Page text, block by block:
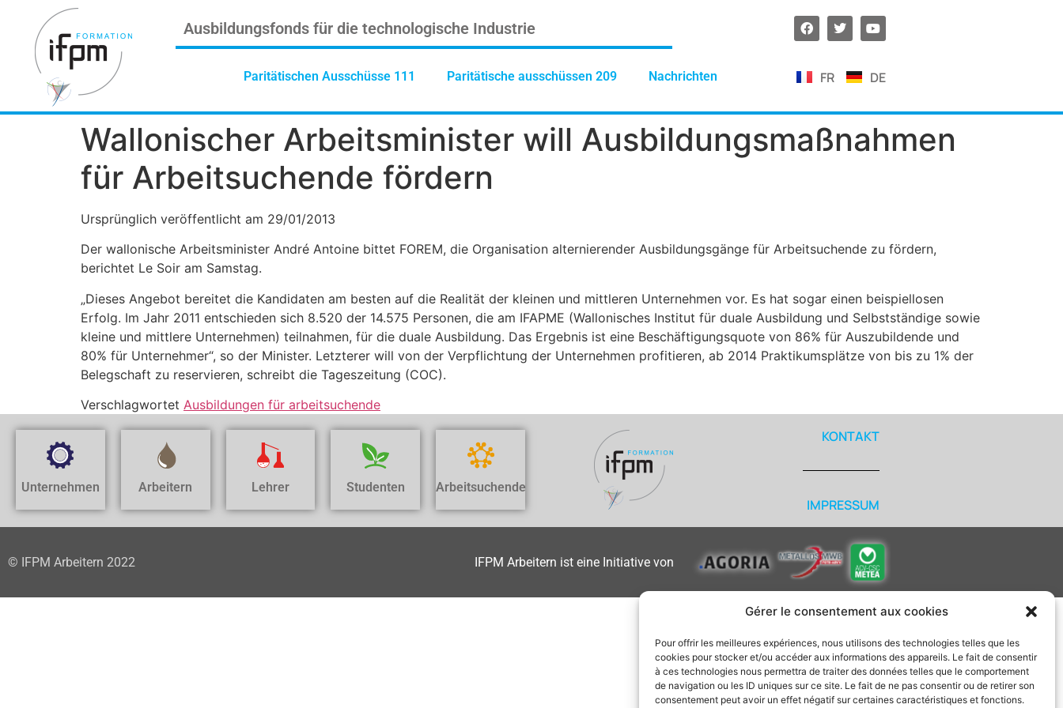
Gérer le consentement aux cookies
Pour offrir les meilleures expériences, nous utilisons des technologies telles que les
cookies pour stocker et/ou accéder aux informations des appareils. Le fait de consentir
à ces technologies nous permettra de traiter des données telles que le comportement
de navigation ou les ID uniques sur ce site. Le fait de ne pas consentir ou de retirer son
consentement peut avoir un effet négatif sur certaines caractéristiques et fonctions.
Ausbildungsfonds für die technologische Industrie
Paritätischen Ausschüsse 111 Paritätische ausschüssen 209 Nachrichten FR DE
Wallonischer Arbeitsminister will Ausbildungsmaßnahmen
für Arbeitsuchende fördern
Ursprünglich veröffentlicht am 29/01/2013
Der wallonische Arbeitsminister André Antoine bittet FOREM, die Organisation alternierender Ausbildungsgänge für Arbeitsuchende zu fördern,
berichtet Le Soir am Samstag.
„Dieses Angebot bereitet die Kandidaten am besten auf die Realität der kleinen und mittleren Unternehmen vor. Es hat sogar einen beispiellosen
Erfolg. Im Jahr 2011 entschieden sich 8.520 der 14.575 Personen, die am IFAPME (Wallonisches Institut für duale Ausbildung und Selbstständige sowie
kleine und mittlere Unternehmen) teilnahmen, für die duale Ausbildung. Das Ergebnis ist eine Beschäftigungsquote von 86% für Auszubildende und
80% für Unternehmer“, so der Minister. Letzterer will von der Verpflichtung der Unternehmen profitieren, ab 2014 Praktikumsplätze von bis zu 1% der
Belegschaft zu reservieren, schreibt die Tageszeitung (COC).
Verschlagwortet Ausbildungen für arbeitsuchende
Unternehmen Arbeitern Lehrer Studenten Arbeitsuchende
KONTAKT
IMPRESSUM
© IFPM Arbeitern 2022 IFPM Arbeitern ist eine Initiative von